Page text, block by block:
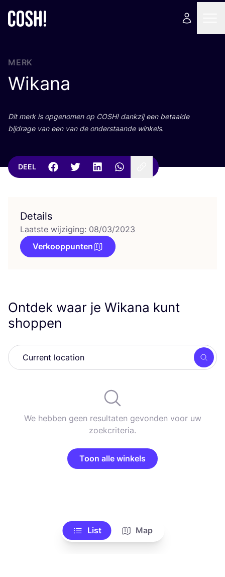
MERK
Wikana
Dit merk is opge­no­men op COSH! dank­zij een betaal­de
bij­dra­ge van een van de onder­staan­de winkels.
DEEL
Details
Laatste wijziging: 08/03/2023
Verkooppunten
Ontdek waar je Wikana kunt
shoppen
Zoek
We hebben geen resultaten gevonden voor uw
zoekcriteria.
Toon alle winkels
List Map